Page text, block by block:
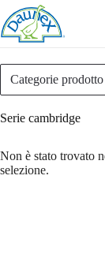
Salta
al
contenuto
Serie cambridge
Non è stato trovato
selezione.
Categorie prodotto